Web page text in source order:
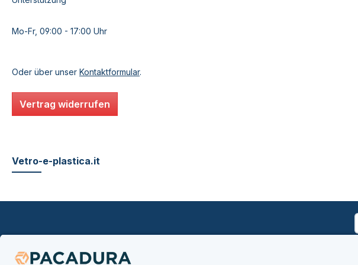
Mo-Fr, 09:00 - 17:00 Uhr
Oder über unser Kontaktformular.
Vertrag widerrufen
Vetro-e-plastica.it